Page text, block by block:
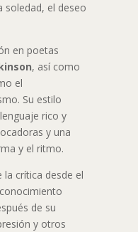
soledad, el deseo
en poetas
, así como
el
Su estilo
rico y
y una
y el ritmo.
la crítica desde el
de su
y otros